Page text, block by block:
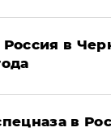
в
в